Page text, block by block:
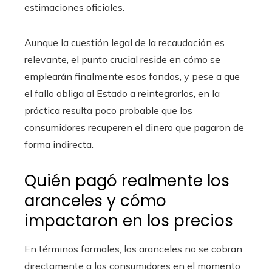
estimaciones oficiales.
Aunque la cuestión legal de la recaudación es
relevante, el punto crucial reside en cómo se
emplearán finalmente esos fondos, y pese a que
el fallo obliga al Estado a reintegrarlos, en la
práctica resulta poco probable que los
consumidores recuperen el dinero que pagaron de
forma indirecta.
Quién pagó realmente los
aranceles y cómo
impactaron en los precios
En términos formales, los aranceles no se cobran
directamente a los consumidores en el momento